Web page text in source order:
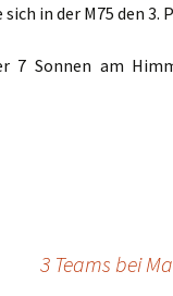
in der M75 den 3.
7 Sonnen am
3 Teams bei